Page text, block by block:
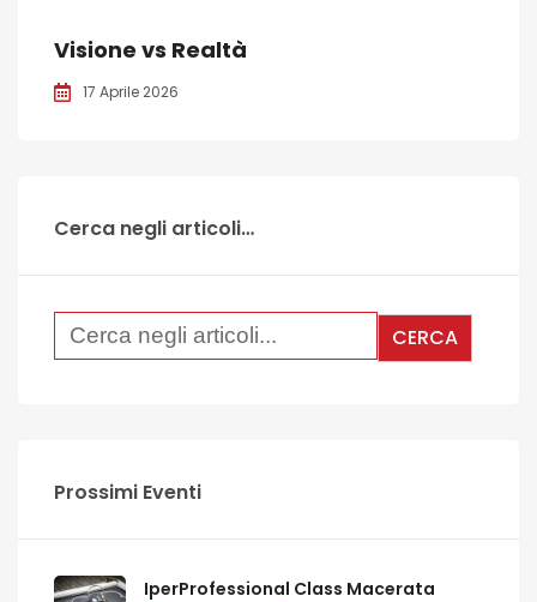
Visione vs Realtà
17 Aprile 2026
Cerca negli articoli…
Prossimi Eventi
IperProfessional Class Macerata